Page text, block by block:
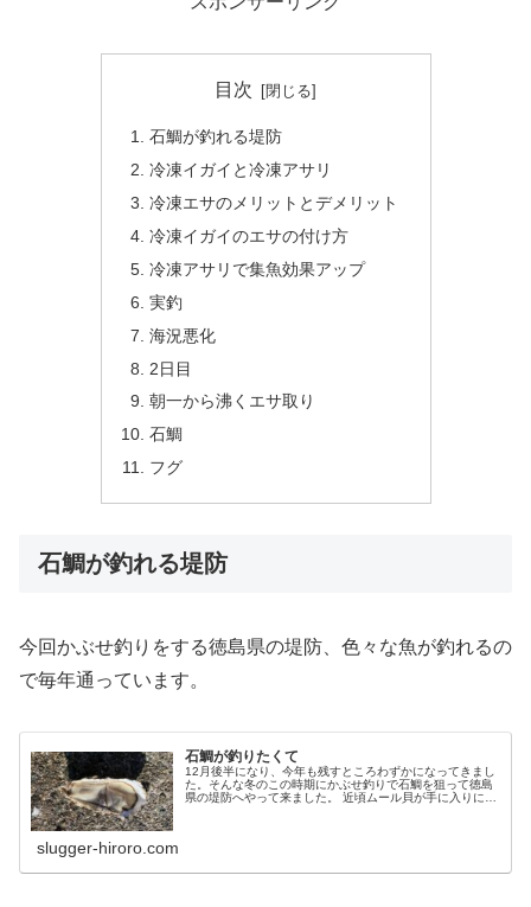
目次
石鯛が釣れる堤防
冷凍イガイと冷凍アサリ
冷凍エサのメリットとデメリット
冷凍イガイのエサの付け方
冷凍アサリで集魚効果アップ
実釣
海況悪化
2日目
朝一から沸くエサ取り
石鯛
フグ
石鯛が釣れる堤防
今回かぶせ釣りをする徳島県の堤防、色々な魚が釣れるの
で毎年通っています。
石鯛が釣りたくて
12月後半になり、今年も残すところわずかになってきまし
た。そんな冬のこの時期にかぶせ釣りで石鯛を狙って徳島
県の堤防へやって来ました。 近頃ムール貝が手に入りにく
slugger-hiroro.com